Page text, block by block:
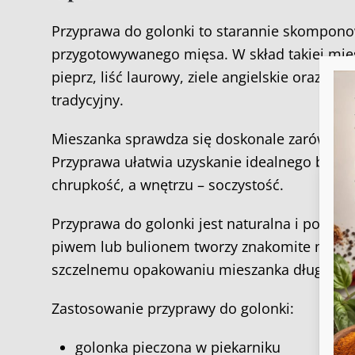
do
Przyprawa do golonki to starannie
przygotowywanego mięsa. W skład takiej
pieprz, liść laurowy, ziele angielskie oraz
tradycyjny.
Mieszanka sprawdza się doskonale
Przyprawa ułatwia uzyskanie idealnego
chrupkość, a wnętrzu – soczystość.
Przyprawa do golonki jest naturalna i
piwem lub bulionem tworzy znakomite
szczelnemu opakowaniu mieszanka długo
Zastosowanie przyprawy do golonki:
golonka pieczona w piekarniku